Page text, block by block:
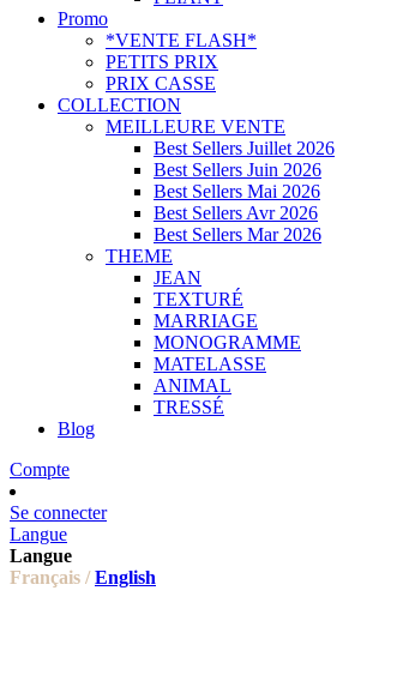
Promo
*VENTE FLASH*
PETITS PRIX
PRIX CASSE
COLLECTION
MEILLEURE VENTE
Best Sellers Juillet 2026
Best Sellers Juin 2026
Best Sellers Mai 2026
Best Sellers Avr 2026
Best Sellers Mar 2026
THEME
JEAN
TEXTURÉ
MARRIAGE
MONOGRAMME
MATELASSE
ANIMAL
TRESSÉ
Blog
Compte
Se connecter
Langue
Langue
Français / English